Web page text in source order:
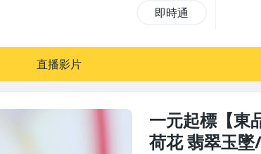
一元起標【東
荷花 翡翠玉
即時通
直播影片